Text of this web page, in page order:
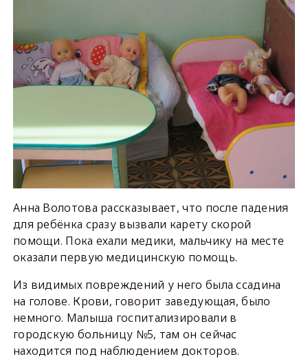
Анна Волотова рассказывает, что после падения
для ребёнка сразу вызвали карету скорой
помощи. Пока ехали медики, мальчику на месте
оказали первую медицинскую помощь.
Из видимых повреждений у него была ссадина
на голове. Крови, говорит заведующая, было
немного. Малыша госпитализировали в
городскую больницу №5, там он сейчас
находится под наблюдением докторов.